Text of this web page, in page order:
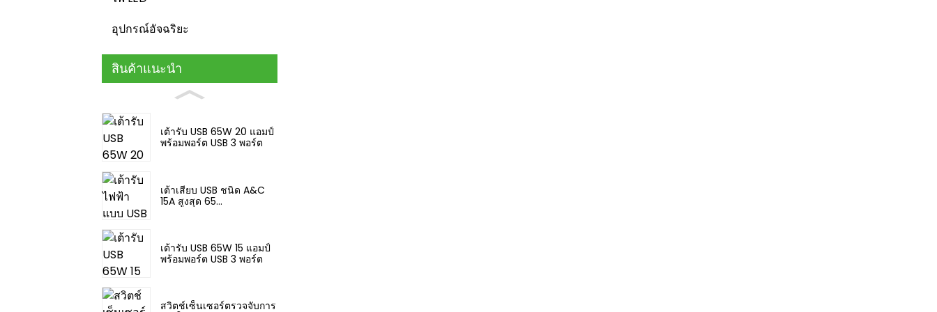
อุปกรณ์อัจฉริยะ
สินค้าแนะนำ
เต้ารับ USB 65W 20 แอมป์
พร้อมพอร์ต USB 3 พอร์ต
เต้าเสียบ USB ชนิด A&C
15A สูงสุด 65...
เต้ารับ USB 65W 15 แอมป์
พร้อมพอร์ต USB 3 พอร์ต
สวิตช์เซ็นเซอร์ตรวจจับการ